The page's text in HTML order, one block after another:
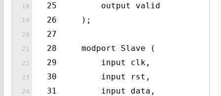
25 output valid
26 );
27
28 modport Slave (
29 input clk,
30 input rst,
31 input data,